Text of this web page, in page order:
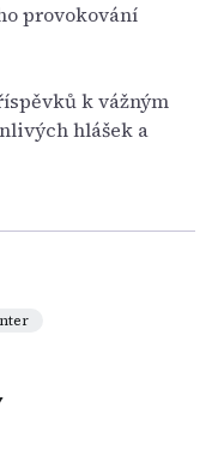
provokování
k vážným
hlášek a